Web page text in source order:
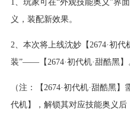
义，装配新效果。
2、本次将上线沈妙【2674·初
装”——【2674·初代机·甜酷黑】
（注：【2674·初代机·甜酷黑
代机】，解锁其对应技能奥义后